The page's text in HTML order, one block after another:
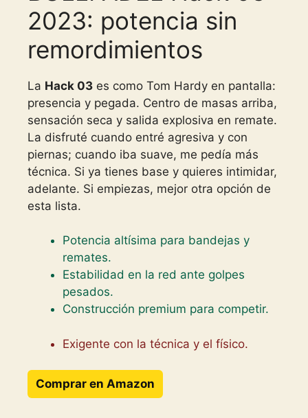
2023: potencia sin
remordimientos
La Hack 03 es como Tom Hardy en pantalla:
presencia y pegada. Centro de masas arriba,
sensación seca y salida explosiva en remate.
La disfruté cuando entré agresiva y con
piernas; cuando iba suave, me pedía más
técnica. Si ya tienes base y quieres intimidar,
adelante. Si empiezas, mejor otra opción de
esta lista.
Potencia altísima para bandejas y
remates.
Estabilidad en la red ante golpes
pesados.
Construcción premium para competir.
Exigente con la técnica y el físico.
Comprar en Amazon